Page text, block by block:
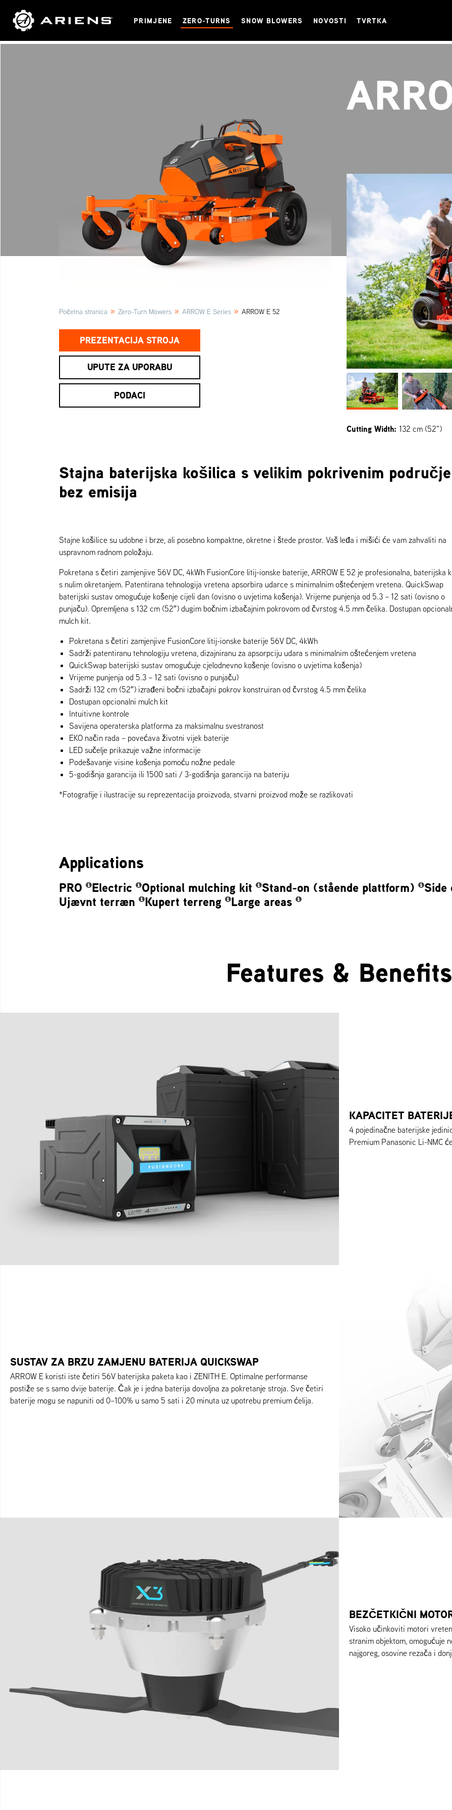
PRIMJENE ZERO-TURNS SNOW BLOWERS NOVOSTI TVRTKA
Početna stranica » Zero-Turn Mowers » ARROW E Series » ARROW E 52
PREZENTACIJA STROJA
UPUTE ZA UPORABU
PODACI
Cutting Width: 132 cm (52")
Stajna baterijska košilica s velikim pokrivenim
bez emisija
Stajne košilice su udobne i brze, ali posebno kompaktne, okretne i štede prostor. Vaš leđa i mišići će vam zahvaliti na
uspravnom radnom položaju.
Pokretana s četiri zamjenjive 56V DC, 4kWh FusionCore litij-ionske baterije, ARROW E 52 je profesionalna, baterijska
s nulim okretanjem. Patentirana tehnologija vretena apsorbira udarce s minimalnim oštećenjem vretena. QuickSwap
baterijski sustav omogućuje košenje cijeli dan (ovisno o uvjetima košenja). Vrijeme punjenja od 5.3 – 12 sati (ovisno o
punjaču). Opremljena s 132 cm (52″) dugim bočnim izbačajnim pokrovom od čvrstog 4.5 mm čelika. Dostupan
mulch kit.
Pokretana s četiri zamjenjive FusionCore litij-ionske baterije 56V DC, 4kWh
Sadrži patentiranu tehnologiju vretena, dizajniranu za apsorpciju udara s minimalnim oštećenjem vretena
QuickSwap baterijski sustav omogućuje cjelodnevno košenje (ovisno o uvjetima košenja)
Vrijeme punjenja od 5.3 – 12 sati (ovisno o punjaču)
Sadrži 132 cm (52″) izrađeni bočni izbačajni pokrov konstruiran od čvrstog 4.5 mm čelika
Dostupan opcionalni mulch kit
Intuitivne kontrole
Savijena operaterska platforma za maksimalnu svestranost
EKO način rada – povećava životni vijek baterije
LED sučelje prikazuje važne informacije
Podešavanje visine košenja pomoću nožne pedale
5-godišnja garancija ili 1500 sati / 3-godišnja garancija na bateriju
*Fotografije i ilustracije su reprezentacija proizvoda, stvarni proizvod može se razlikovati
Applications
PRO Electric Optional mulching kit Stand-on (stående plattform)
Ujævnt terræn
Kupert terreng Large areas
Features & Benefits
KAPACITET
4 pojedinačne baterijske
Premium Panasonic Li-NMC
SUSTAV ZA BRZU ZAMJENU BATERIJA QUICKSWAP
ARROW E koristi iste četiri 56V baterijska paketa kao i ZENITH E. Optimalne performanse
postiže se s samo dvije baterije. Čak je i jedna baterija dovoljna za pokretanje stroja. Sve četiri
baterije mogu se napuniti od 0–100% u samo 5 sati i 20 minuta uz upotrebu premium ćelija.
BEZČETKIČNI
Visoko učinkoviti motori
stranim objektom, omogućuje
najgoreg, osovine rezača i